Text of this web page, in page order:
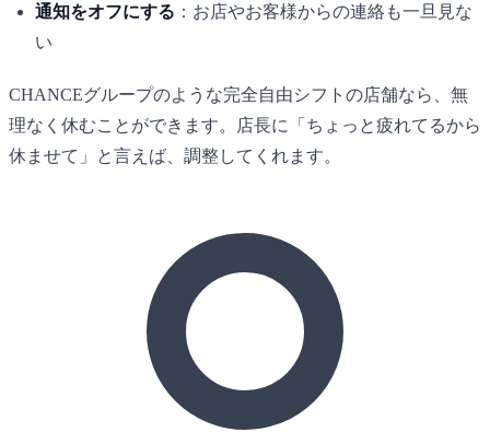
通知をオフにする ：お店やお客様からの連絡も一旦見な
い
CHANCEグループのような完全自由シフトの店舗なら、無
理なく休むことができます。店長に「ちょっと疲れてるから
休ませて」と言えば、調整してくれます。